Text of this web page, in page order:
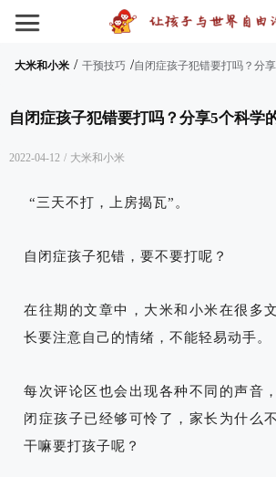
大米和小米 / 干预技巧 /
自闭症孩子犯错要打吗？分享5个科学
2022-04-12 / 大米和小米
“三天不打，上房揭瓦”。
自闭症孩子犯错，要不要打呢？
在往期的文章中，大米和小米在很多
长要注意自己的情绪，不能轻易动手。
每次评论区也会出现各种不同的声音，
闭症孩子已经够可怜了，家长为什么
干嘛要打孩子呢？